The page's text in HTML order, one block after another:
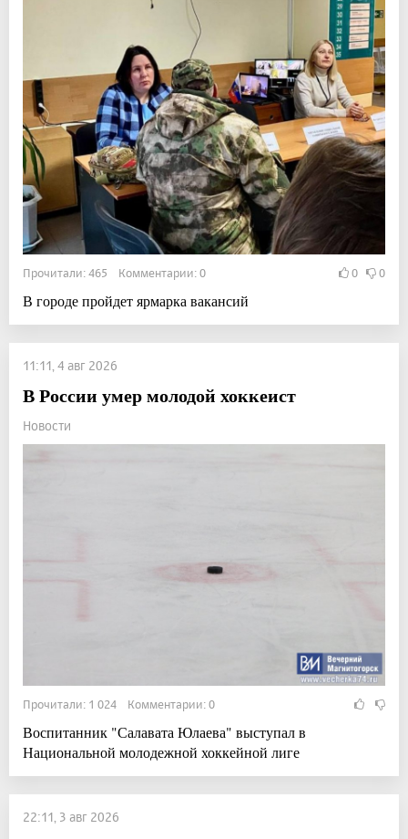
Прочитали: 465 Комментарии: 0 0 0
В городе пройдет ярмарка вакансий
11:11, 4 авг 2026
В России умер молодой хоккеист
Новости
Прочитали: 1 024 Комментарии: 0
Воспитанник "Салавата Юлаева" выступал в
Национальной молодежной хоккейной лиге
22:11, 3 авг 2026